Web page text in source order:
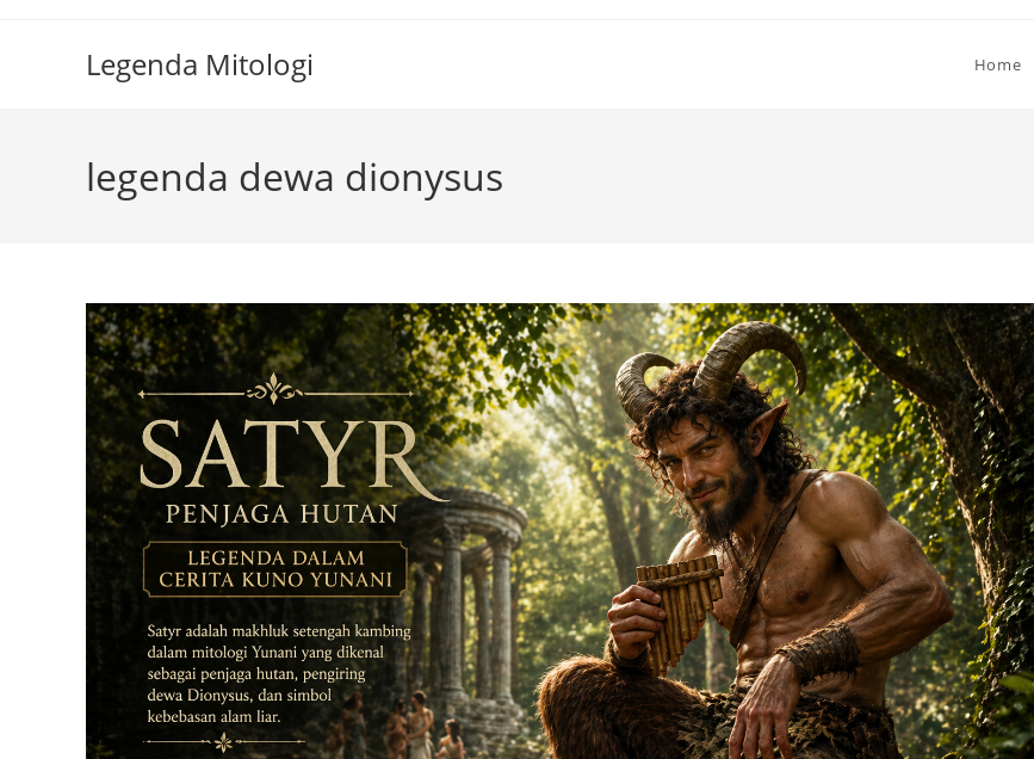
Legenda Mitologi Home
legenda dewa dionysus